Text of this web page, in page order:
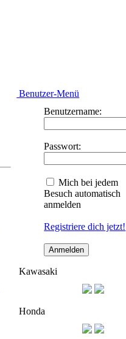
Benutzer-Menü
Benutzername:
Passwort:
Mich bei jedem
Besuch automatisch
anmelden
Registriere dich jetzt!
Kawasaki
Honda